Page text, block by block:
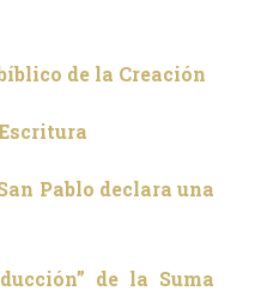
de la Creación
Pablo declara una
de la Suma